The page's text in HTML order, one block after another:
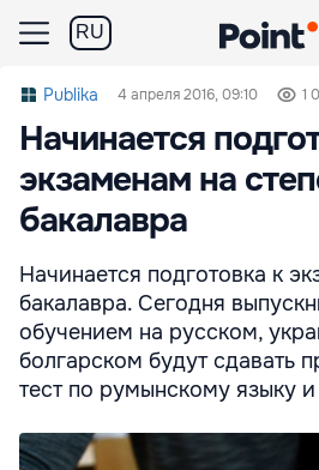
RU
Publika 4 апреля 2016, 09:10 1
Начинается
экзаменам на
бакалавра
Начинается подготовка к
бакалавра. Сегодня
обучением на русском,
болгарском будут сдавать
тест по румынскому языку и